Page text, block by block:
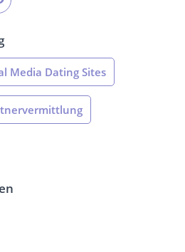
Media Dating Sites